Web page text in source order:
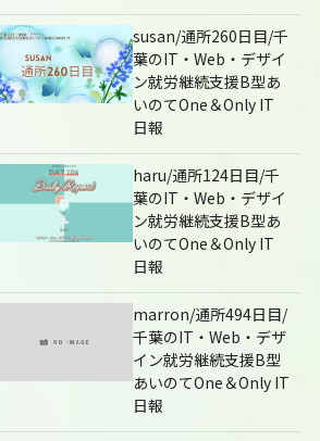
susan/通所260日目/千
葉のIT・Web・デザイ
ン就労継続支援B型あ
いのてOne＆Only IT
日報
haru/通所124日目/千
葉のIT・Web・デザイ
ン就労継続支援B型あ
いのてOne＆Only IT
日報
marron/通所494日目/
千葉のIT・Web・デザ
イン就労継続支援B型
あいのてOne＆Only IT
日報